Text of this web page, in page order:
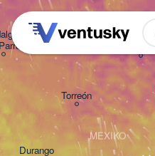
Durango
Torreón
MEXIKO